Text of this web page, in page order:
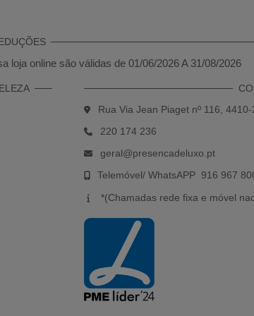
loja online são válidas de 01/06/2026 A 31/08/2026
Rua Via Jean Piaget nº 116,
220 174 236
geral@presencadeluxo.pt
Telemóvel/ WhatsAPP 916 967
*(Chamadas rede fixa e móvel